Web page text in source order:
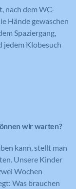
nach dem WC-
Hände gewaschen
Spaziergang,
jedem Klobesuch
wir warten?
kann, stellt man
Unsere Kinder
Wochen
Was brauchen